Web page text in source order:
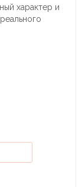
характер и